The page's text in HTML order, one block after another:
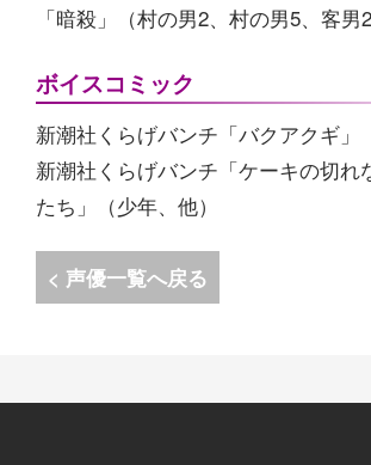
「暗殺」（村の男2、村の男5、客男2
ボイスコミック
新潮社くらげバンチ「バクアクギ」
新潮社くらげバンチ「ケーキの切れ
たち」（少年、他）
< 声優一覧へ戻る